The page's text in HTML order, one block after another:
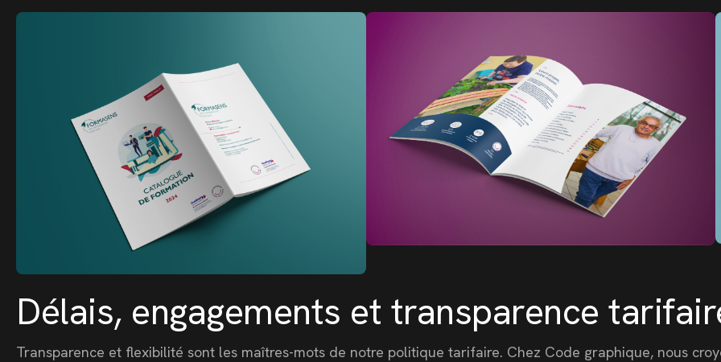
Délais, engagements et transparence
Transparence et flexibilité sont les maîtres-mots de notre politique tarifaire. Chez Code graphique, nous